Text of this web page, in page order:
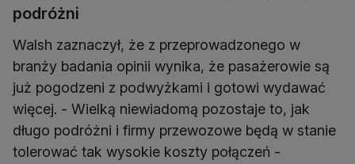
podróżni
Walsh zaznaczył, że z przeprowadzonego w
branży badania opinii wynika, że pasażerowie są
już pogodzeni z podwyżkami i gotowi wydawać
więcej. - Wielką niewiadomą pozostaje to, jak
długo podróżni i firmy przewozowe będą w stanie
tolerować tak wysokie koszty połączeń -